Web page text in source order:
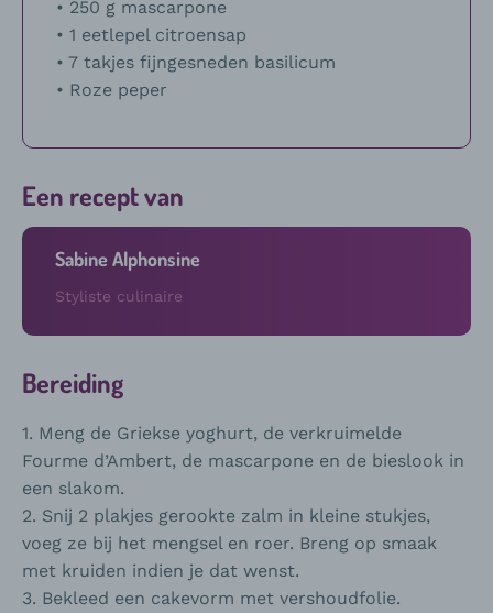
• 250 g mascarpone
• 1 eetlepel citroensap
• 7 takjes fijngesneden basilicum
• Roze peper
Een recept van
Sabine Alphonsine
Styliste culinaire
Bereiding
1. Meng de Griekse yoghurt, de verkruimelde
Fourme d’Ambert, de mascarpone en de bieslook in
een slakom.
2. Snij 2 plakjes gerookte zalm in kleine stukjes,
voeg ze bij het mengsel en roer. Breng op smaak
met kruiden indien je dat wenst.
3. Bekleed een cakevorm met vershoudfolie.